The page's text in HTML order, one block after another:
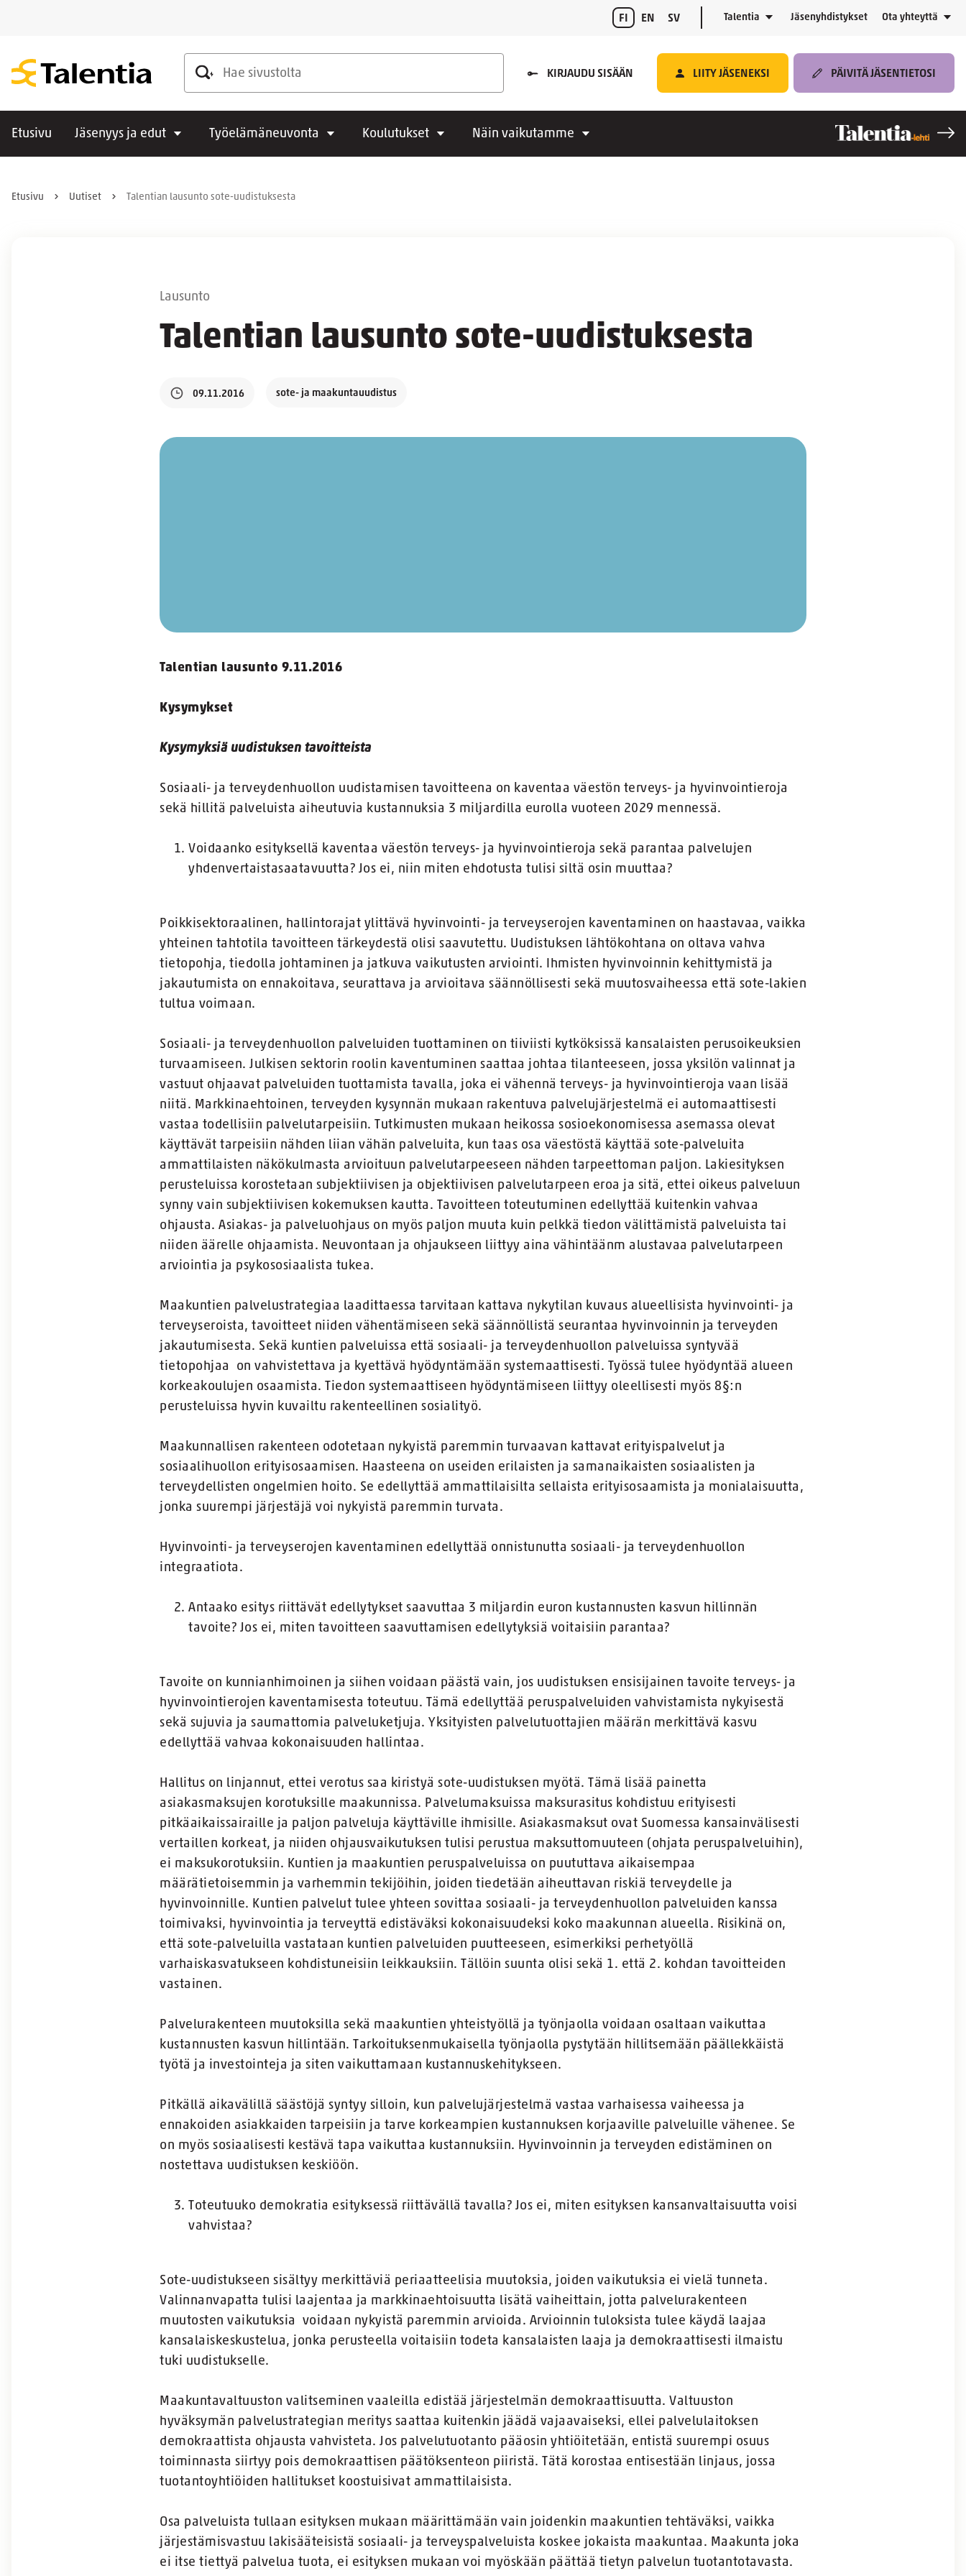
FI EN SV Talentia Jäsenyhdistykset Ota yhteyttä
Hae sivustolta
KIRJAUDU SISÄÄN LIITY JÄSENEKSI PÄIVITÄ JÄSENTIETOSI
Etusivu Jäsenyys ja edut Työelämäneuvonta Koulutukset Näin vaikutamme
Etusivu Uutiset Talentian lausunto sote-uudistuksesta
Lausunto
Talentian lausunto sote-uudistuksesta
09.11.2016 sote- ja maakuntauudistus
Talentian lausunto 9.11.2016
Kysymykset
Kysymyksiä uudistuksen tavoitteista
Sosiaali- ja terveydenhuollon uudistamisen tavoitteena on kaventaa väestön terveys- ja hyvinvointieroja
sekä hillitä palveluista aiheutuvia kustannuksia 3 miljardilla eurolla vuoteen 2029 mennessä.
Voidaanko esityksellä kaventaa väestön terveys- ja hyvinvointieroja sekä parantaa palvelujen
yhdenvertaistasaatavuutta? Jos ei, niin miten ehdotusta tulisi siltä osin muuttaa?
Poikkisektoraalinen, hallintorajat ylittävä hyvinvointi- ja terveyserojen kaventaminen on haastavaa, vaikka
yhteinen tahtotila tavoitteen tärkeydestä olisi saavutettu. Uudistuksen lähtökohtana on oltava vahva
tietopohja, tiedolla johtaminen ja jatkuva vaikutusten arviointi. Ihmisten hyvinvoinnin kehittymistä ja
jakautumista on ennakoitava, seurattava ja arvioitava säännöllisesti sekä muutosvaiheessa että sote-lakien
tultua voimaan.
Sosiaali- ja terveydenhuollon palveluiden tuottaminen on tiiviisti kytköksissä kansalaisten perusoikeuksien
turvaamiseen. Julkisen sektorin roolin kaventuminen saattaa johtaa tilanteeseen, jossa yksilön valinnat ja
vastuut ohjaavat palveluiden tuottamista tavalla, joka ei vähennä terveys- ja hyvinvointieroja vaan lisää
niitä. Markkinaehtoinen, terveyden kysynnän mukaan rakentuva palvelujärjestelmä ei automaattisesti
vastaa todellisiin palvelutarpeisiin. Tutkimusten mukaan heikossa sosioekonomisessa asemassa olevat
käyttävät tarpeisiin nähden liian vähän palveluita, kun taas osa väestöstä käyttää sote-palveluita
ammattilaisten näkökulmasta arvioituun palvelutarpeeseen nähden tarpeettoman paljon. Lakiesityksen
perusteluissa korostetaan subjektiivisen ja objektiivisen palvelutarpeen eroa ja sitä, ettei oikeus palveluun
synny vain subjektiivisen kokemuksen kautta. Tavoitteen toteutuminen edellyttää kuitenkin vahvaa
ohjausta. Asiakas- ja palveluohjaus on myös paljon muuta kuin pelkkä tiedon välittämistä palveluista tai
niiden äärelle ohjaamista. Neuvontaan ja ohjaukseen liittyy aina vähintäänm alustavaa palvelutarpeen
arviointia ja psykososiaalista tukea.
Maakuntien palvelustrategiaa laadittaessa tarvitaan kattava nykytilan kuvaus alueellisista hyvinvointi- ja
terveyseroista, tavoitteet niiden vähentämiseen sekä säännöllistä seurantaa hyvinvoinnin ja terveyden
jakautumisesta. Sekä kuntien palveluissa että sosiaali- ja terveydenhuollon palveluissa syntyvää
tietopohjaa on vahvistettava ja kyettävä hyödyntämään systemaattisesti. Työssä tulee hyödyntää alueen
korkeakoulujen osaamista. Tiedon systemaattiseen hyödyntämiseen liittyy oleellisesti myös 8§:n
perusteluissa hyvin kuvailtu rakenteellinen sosialityö.
Maakunnallisen rakenteen odotetaan nykyistä paremmin turvaavan kattavat erityispalvelut ja
sosiaalihuollon erityisosaamisen. Haasteena on useiden erilaisten ja samanaikaisten sosiaalisten ja
terveydellisten ongelmien hoito. Se edellyttää ammattilaisilta sellaista erityisosaamista ja monialaisuutta,
jonka suurempi järjestäjä voi nykyistä paremmin turvata.
Hyvinvointi- ja terveyserojen kaventaminen edellyttää onnistunutta sosiaali- ja terveydenhuollon
integraatiota.
Antaako esitys riittävät edellytykset saavuttaa 3 miljardin euron kustannusten kasvun hillinnän
tavoite? Jos ei, miten tavoitteen saavuttamisen edellytyksiä voitaisiin parantaa?
Tavoite on kunnianhimoinen ja siihen voidaan päästä vain, jos uudistuksen ensisijainen tavoite terveys- ja
hyvinvointierojen kaventamisesta toteutuu. Tämä edellyttää peruspalveluiden vahvistamista nykyisestä
sekä sujuvia ja saumattomia palveluketjuja. Yksityisten palvelutuottajien määrän merkittävä kasvu
edellyttää vahvaa kokonaisuuden hallintaa.
Hallitus on linjannut, ettei verotus saa kiristyä sote-uudistuksen myötä. Tämä lisää painetta
asiakasmaksujen korotuksille maakunnissa. Palvelumaksuissa maksurasitus kohdistuu erityisesti
pitkäaikaissairaille ja paljon palveluja käyttäville ihmisille. Asiakasmaksut ovat Suomessa kansainvälisesti
vertaillen korkeat, ja niiden ohjausvaikutuksen tulisi perustua maksuttomuuteen (ohjata peruspalveluihin),
ei maksukorotuksiin. Kuntien ja maakuntien peruspalveluissa on puututtava aikaisempaa
määrätietoisemmin ja varhemmin tekijöihin, joiden tiedetään aiheuttavan riskiä terveydelle ja
hyvinvoinnille. Kuntien palvelut tulee yhteen sovittaa sosiaali- ja terveydenhuollon palveluiden kanssa
toimivaksi, hyvinvointia ja terveyttä edistäväksi kokonaisuudeksi koko maakunnan alueella. Risikinä on,
että sote-palveluilla vastataan kuntien palveluiden puutteeseen, esimerkiksi perhetyöllä
varhaiskasvatukseen kohdistuneisiin leikkauksiin. Tällöin suunta olisi sekä 1. että 2. kohdan tavoitteiden
vastainen.
Palvelurakenteen muutoksilla sekä maakuntien yhteistyöllä ja työnjaolla voidaan osaltaan vaikuttaa
kustannusten kasvun hillintään. Tarkoituksenmukaisella työnjaolla pystytään hillitsemään päällekkäistä
työtä ja investointeja ja siten vaikuttamaan kustannuskehitykseen.
Pitkällä aikavälillä säästöjä syntyy silloin, kun palvelujärjestelmä vastaa varhaisessa vaiheessa ja
ennakoiden asiakkaiden tarpeisiin ja tarve korkeampien kustannuksen korjaaville palveluille vähenee. Se
on myös sosiaalisesti kestävä tapa vaikuttaa kustannuksiin. Hyvinvoinnin ja terveyden edistäminen on
nostettava uudistuksen keskiöön.
Toteutuuko demokratia esityksessä riittävällä tavalla? Jos ei, miten esityksen kansanvaltaisuutta voisi
vahvistaa?
Sote-uudistukseen sisältyy merkittäviä periaatteelisia muutoksia, joiden vaikutuksia ei vielä tunneta.
Valinnanvapatta tulisi laajentaa ja markkinaehtoisuutta lisätä vaiheittain, jotta palvelurakenteen
muutosten vaikutuksia voidaan nykyistä paremmin arvioida. Arvioinnin tuloksista tulee käydä laajaa
kansalaiskeskustelua, jonka perusteella voitaisiin todeta kansalaisten laaja ja demokraattisesti ilmaistu
tuki uudistukselle.
Maakuntavaltuuston valitseminen vaaleilla edistää järjestelmän demokraattisuutta. Valtuuston
hyväksymän palvelustrategian meritys saattaa kuitenkin jäädä vajaavaiseksi, ellei palvelulaitoksen
demokraattista ohjausta vahvisteta. Jos palvelutuotanto pääosin yhtiöitetään, entistä suurempi osuus
toiminnasta siirtyy pois demokraattisen päätöksenteon piiristä. Tätä korostaa entisestään linjaus, jossa
tuotantoyhtiöiden hallitukset koostuisivat ammattilaisista.
Osa palveluista tullaan esityksen mukaan määrittämään vain joidenkin maakuntien tehtäväksi, vaikka
järjestämisvastuu lakisääteisistä sosiaali- ja terveyspalveluista koskee jokaista maakuntaa. Maakunta joka
ei itse tiettyä palvelua tuota, ei esityksen mukaan voi myöskään päättää tietyn palvelun tuotantotavasta.